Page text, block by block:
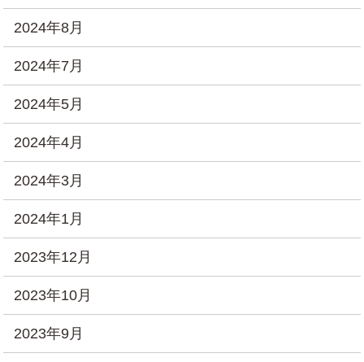
2024年8月
2024年7月
2024年5月
2024年4月
2024年3月
2024年1月
2023年12月
2023年10月
2023年9月